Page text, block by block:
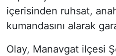
içerisinden ruhsat,
kumandasını alarak
Olay, Manavgat ilçesi